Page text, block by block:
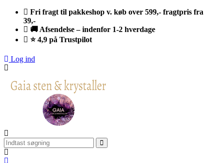
Fri fragt til pakkeshop v. køb over 599,- fragtpris fra
39,-
🚚 Afsendelse – indenfor 1-2 hverdage
⭐ 4,9 på Trustpilot
Log ind